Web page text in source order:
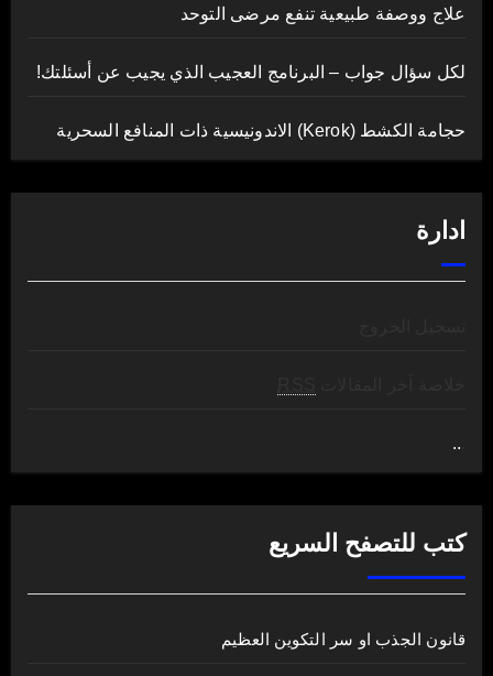
علاج ووصفة طبيعية تنفع مرضى التوحد
لكل سؤال جواب – البرنامج العجيب الذي يجيب عن أسئلتك!
حجامة الكشط (Kerok) الاندونيسية ذات المنافع السحرية
ادارة
..
كتب للتصفح السريع
قانون الجذب او سر التكوين العظيم